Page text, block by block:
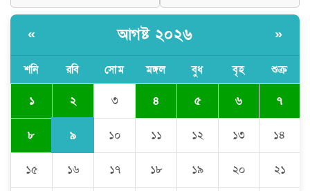
জলবায়ু পরিবর্তনের বিরূপ প্রভাব
চৌদ্দগ্রামে পুলিশের প্রতি জনগণের আস্থা
ফেরাতে বিশেষ ভূমিকা রাখছেন ওসি আরিফ
হোসাইন
লালমনিরহাট দলিল লেখক সমিতির ত্রি-বার্ষিক
« আগষ্ট ২০২৬ »
শনি রবি সোম মঙ্গল বুধ বৃহ শুক্র
১ ২ ৩ ৪ ৫ ৬ ৭
৮ ৯ ১০ ১১ ১২ ১৩ ১৪
১৫ ১৬ ১৭ ১৮ ১৯ ২০ ২১